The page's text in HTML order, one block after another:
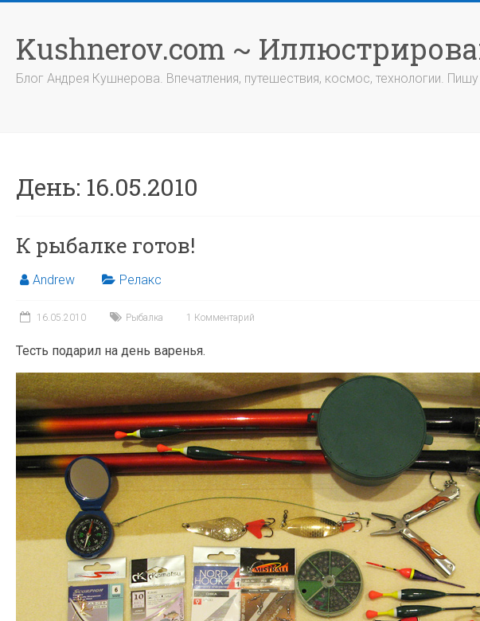
содержимому
Kushnerov.com ~
Блог Андрея Кушнерова. Впечатления, путешествия, космос, технологии.
День: 16.05.2010
К рыбалке готов!
Andrew Релакс
16.05.2010 Рыбалка 1 Комментарий
Тесть подарил на день варенья.